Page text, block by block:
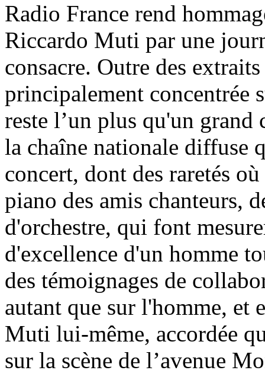
Radio France rend
Riccardo Muti par une
consacre. Outre des
principalement concentrée
reste l’un plus qu'un grand
la chaîne nationale diffuse
concert, dont des raretés
piano des amis chanteurs,
d'orchestre, qui font
d'excellence d'un homme
des témoignages de
autant que sur l'homme, et
Muti lui-même, accordée
sur la scène de l’avenue